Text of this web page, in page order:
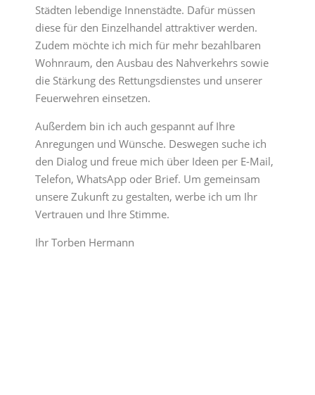
Städten lebendige Innenstädte. Dafür müssen
diese für den Einzelhandel attraktiver werden.
Zudem möchte ich mich für mehr bezahlbaren
Wohnraum, den Ausbau des Nahverkehrs sowie
die Stärkung des Rettungsdienstes und unserer
Feuerwehren einsetzen.
Außerdem bin ich auch gespannt auf Ihre
Anregungen und Wünsche. Deswegen suche ich
den Dialog und freue mich über Ideen per E-Mail,
Telefon, WhatsApp oder Brief. Um gemeinsam
unsere Zukunft zu gestalten, werbe ich um Ihr
Vertrauen und Ihre Stimme.
Ihr Torben Hermann